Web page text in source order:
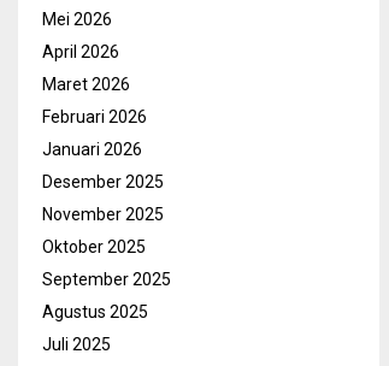
Mei 2026
April 2026
Maret 2026
Februari 2026
Januari 2026
Desember 2025
November 2025
Oktober 2025
September 2025
Agustus 2025
Juli 2025